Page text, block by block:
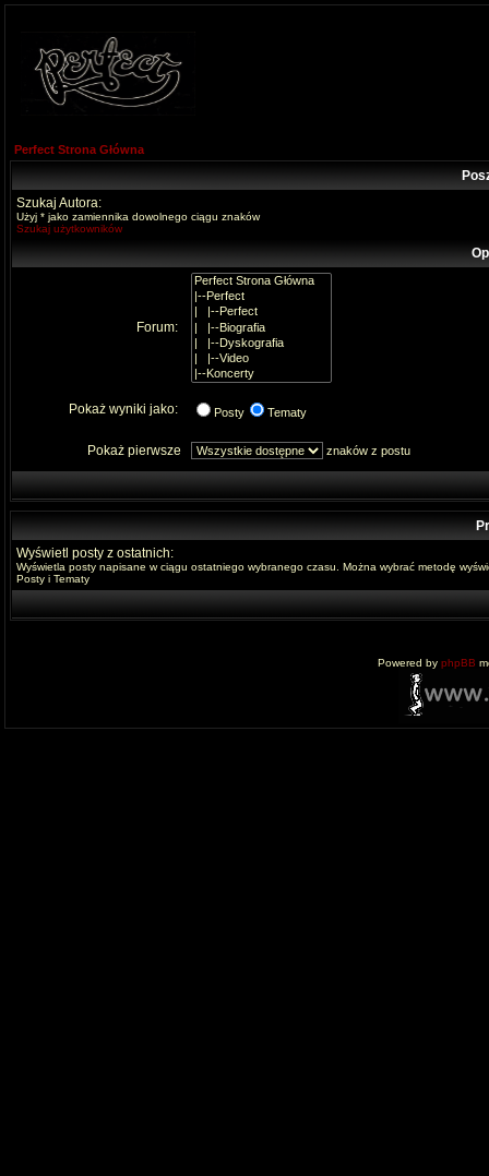
Perfect Strona Główna
Szukaj Autora:
Użyj * jako zamiennika dowolnego ciągu znaków
Szukaj użytkowników
Forum:
Pokaż wyniki jako: Posty Tematy
Pokaż pierwsze znaków z postu
Wyświetl posty z ostatnich:
Wyświetla posty napisane w ciągu ostatniego wybranego czasu. Można wybrać metodę
Posty i Tematy
Powered by phpBB